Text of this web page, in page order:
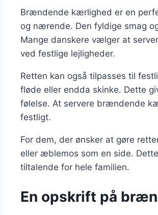
Brændende kærlighed er en
og nærende. Den fyldige smag
Mange danskere vælger at
ved festlige lejligheder.
Retten kan også tilpasses til
fløde eller endda skinke. Dette
følelse. At servere brændende
festligt.
For dem, der ønsker at gøre
eller æblemos som en side.
tiltalende for hele familien.
En opskrift på